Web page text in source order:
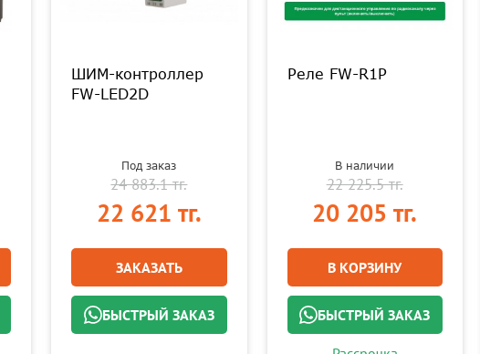
ШИМ-контроллер
FW-LED2D
Под заказ
24 883.1 тг.
22 621 тг.
ЗАКАЗАТЬ
БЫСТРЫЙ ЗАКАЗ
Реле FW-R1P
В наличии
22 225.5 тг.
20 205 тг.
В КОРЗИНУ
БЫСТРЫЙ ЗАКАЗ